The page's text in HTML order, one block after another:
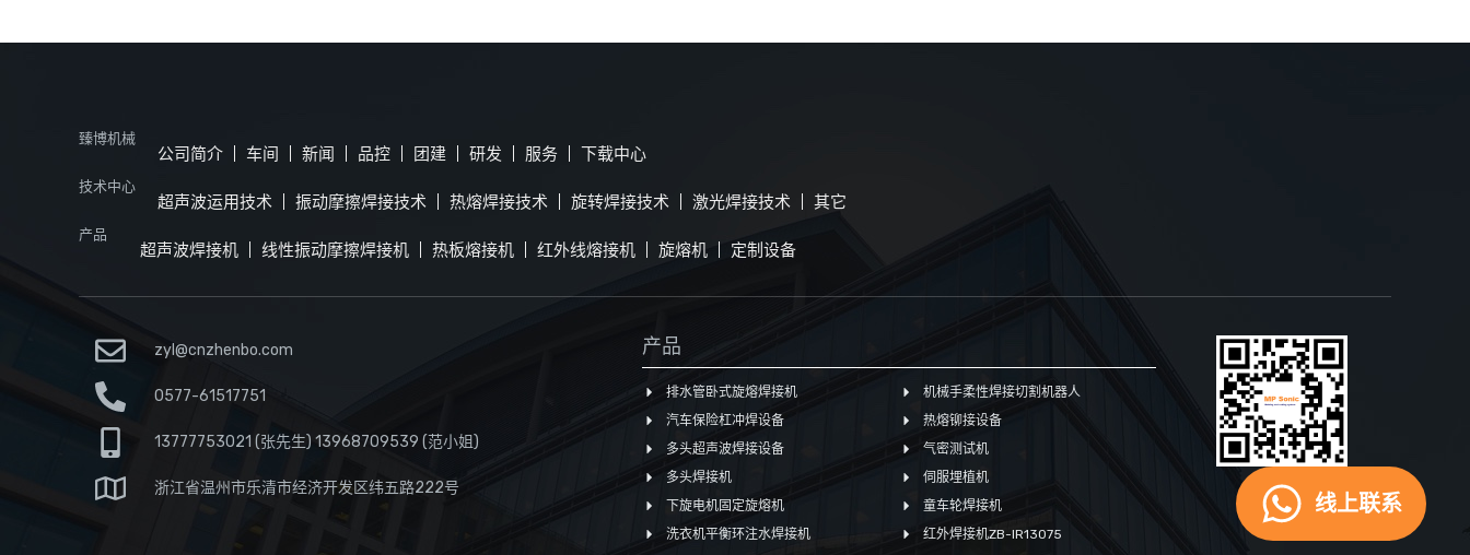
线上联系
臻博机械
公司简介 车间 新闻 品控 团建 研发 服务 下载中心
技术中心
超声波运用技术 振动摩擦焊接技术 热熔焊接技术 旋转焊接技术 激光焊接技术 其它
产品
超声波焊接机 线性振动摩擦焊接机 热板熔接机 红外线熔接机 旋熔机 定制设备
zyl@cnzhenbo.com
0577-61517751
13777753021 (张先生) 13968709539 (范小姐)
浙江省温州市乐清市经济开发区纬五路222号
产品
排水管卧式旋熔焊接机
机械手柔性焊接切割机器人
汽车保险杠冲焊设备
热熔铆接设备
多头超声波焊接设备
气密测试机
多头焊接机
伺服埋植机
下旋电机固定旋熔机
童车轮焊接机
洗衣机平衡环注水焊接机
红外焊接机ZB-IR13075
手机网站